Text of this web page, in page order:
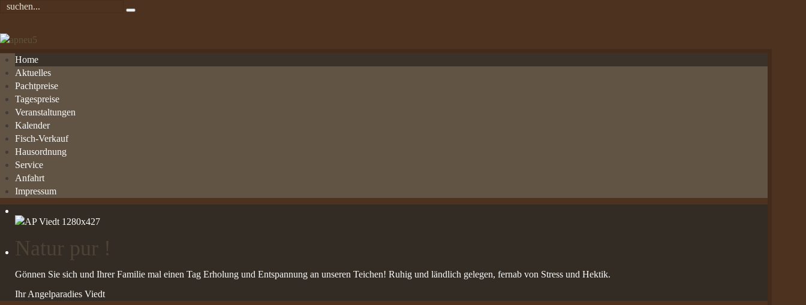
Home
Aktuelles
Pachtpreise
Tagespreise
Veranstaltungen
Kalender
Fisch-Verkauf
Hausordnung
Service
Anfahrt
Impressum
Natur pur !
Gönnen Sie sich und Ihrer Familie mal einen Tag Erholung und Entspannung an unseren Teichen! Ruhig und ländlich gelegen, fernab von Stress und Hektik.
Ihr Angelparadies Viedt